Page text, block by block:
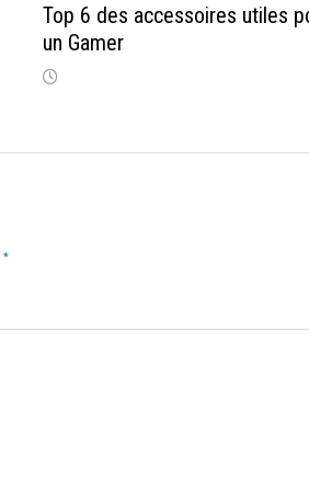
Top 6 des accessoires utiles
un Gamer
*